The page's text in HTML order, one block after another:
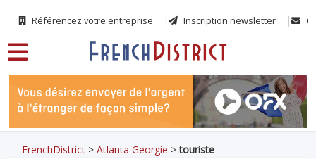
Référencez votre entreprise Inscription newsletter
FrenchDistrict >Atlanta Georgie >touriste